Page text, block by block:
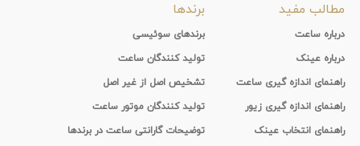
مطالب مفید
درباره ساعت
درباره عینک
راهنمای اندازه گیری ساعت
راهنمای اندازه گیری زیور
راهنمای انتخاب عینک
برندها
برندهای سوئیسی
تولید کنندگان ساعت
تشخیص اصل از غیر اصل
تولید کنندگان موتور ساعت
توضیحات گارانتی ساعت در برندها